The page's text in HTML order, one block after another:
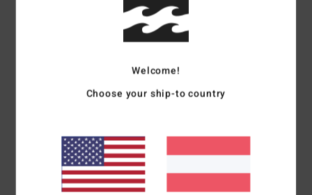
Polarfleece aus 100 % recyceltem Polyester
Stehkragen
Verschluss:Druckknopfverschluss mit mattem Finish
Taschen:Kängurutaschen
Andere Features:Zusammengenähte Panele mit Druck
Elastischer Kordelzug mit Kordelstopper am Bund
Welcome!
Choose your ship-to country